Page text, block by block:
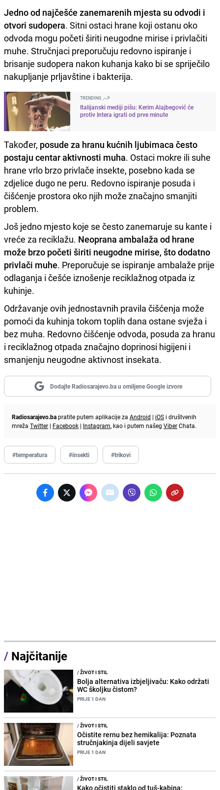
Jedno od najčešće zanemarenih mjesta su odvodi i
otvori sudopera. Sitni ostaci hrane koji ostanu oko
odvoda mogu početi širiti neugodne mirise i privlačiti
muhe. Stručnjaci preporučuju redovno ispiranje i
brisanje sudopera nakon kuhanja kako bi se spriječilo
nakupljanje prljavštine i bakterija.
TRENDING
Italijanski mediji pišu: Kerim Alajbegović će
protiv Intera igrati od prve minute
Također, posude za hranu kućnih ljubimaca često
postaju centar aktivnosti muha. Ostaci mokre ili suhe
hrane vrlo brzo privlače insekte, posebno kada se
zdjelice dugo ne peru. Redovno ispiranje posuda i
čišćenje prostora oko njih može značajno smanjiti
problem.
Još jedno mjesto koje se često zanemaruje su kante i
vreće za reciklažu. Neoprana ambalaža od hrane
može brzo početi širiti neugodne mirise, što dodatno
privlači muhe. Preporučuje se ispiranje ambalaže prije
odlaganja i češće iznošenje reciklažnog otpada iz
kuhinje.
Održavanje ovih jednostavnih pravila čišćenja može
pomoći da kuhinja tokom toplih dana ostane svježa i
bez muha. Redovno čišćenje odvoda, posuda za hranu
i reciklažnog otpada značajno doprinosi higijeni i
smanjenju neugodne aktivnost insekata.
Dodajte Radiosarajevo.ba u omiljene Google izvore
Radiosarajevo.bapratite putem aplikacije za Android | iOS i društvenih
mreža Twitter | Facebook | Instagram, kao i putem našeg ViberChata.
#temperatura #insekti #trikovi
/ Najčitanije
/ŽIVOT I STIL
Bolja alternativa izbjeljivaču: Kako održati
WC školjku čistom?
PRIJE 1 DAN
/ŽIVOT I STIL
Očistite rernu bez hemikalija: Poznata
stručnjakinja dijeli savjete
PRIJE 1 DAN
/ŽIVOT I STIL
Kako očistiti staklo od tuš-kabina: